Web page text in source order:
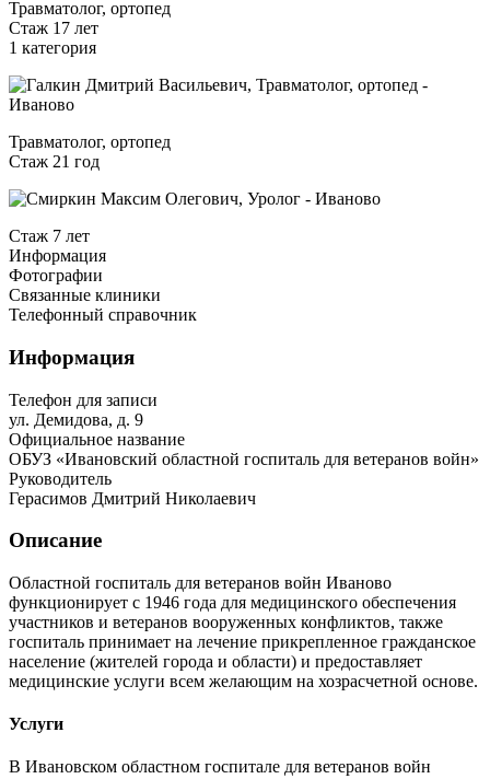
Травматолог, ортопед
Стаж 17 лет
1 категория
Травматолог, ортопед
Стаж 21 год
Стаж 7 лет
Информация
Фотографии
Связанные клиники
Телефонный справочник
Информация
Телефон для записи
ул. Демидова, д. 9
Официальное название
ОБУЗ «Ивановский областной госпиталь для ветеранов войн»
Руководитель
Герасимов Дмитрий Николаевич
Описание
Областной госпиталь для ветеранов войн Иваново
функционирует с 1946 года для медицинского обеспечения
участников и ветеранов вооруженных конфликтов, также
госпиталь принимает на лечение прикрепленное гражданское
население (жителей города и области) и предоставляет
медицинские услуги всем желающим на хозрасчетной основе.
Услуги
В Ивановском областном госпитале для ветеранов войн